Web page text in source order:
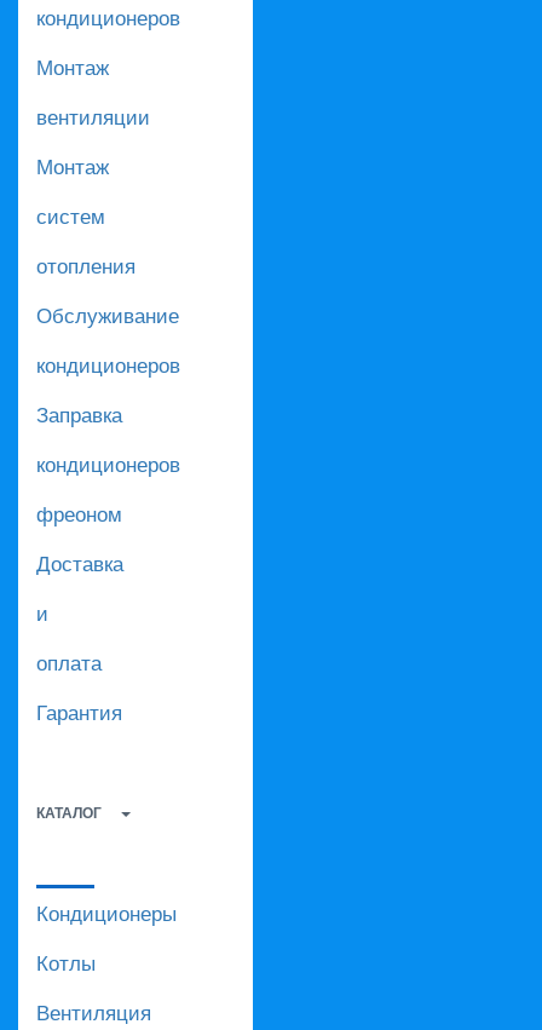
кондиционеров
Монтаж
вентиляции
Монтаж
систем
отопления
Обслуживание
кондиционеров
Заправка
кондиционеров
фреоном
Доставка
и
оплата
Гарантия
КАТАЛОГ
Кондиционеры
Котлы
Вентиляция